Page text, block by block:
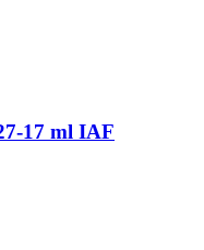
17 ml IAF